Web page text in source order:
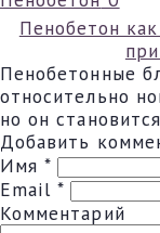
Пенобетон
Пенобетонные
относительно
но он становится
Добавить
Имя*
Email*
Комментарий